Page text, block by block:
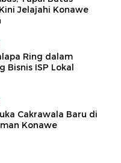
Jelajahi Konawe
Ring dalam
Bisnis ISP Lokal
Cakrawala Baru di
Konawe